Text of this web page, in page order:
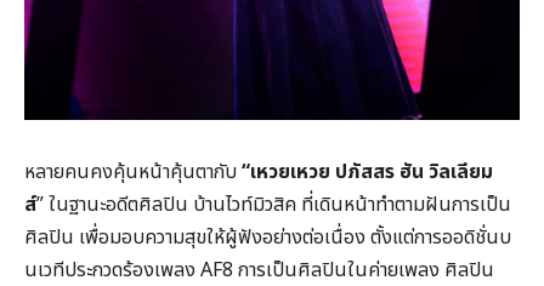
หลายคนคงคุ้นหน้าคุ้นตากับ“เหวยเหวย ปภัสสร ฮัน วิลเลียม
ส์” ในฐานะอดีตศิลปิน บ้านไวท์มิวสิค ที่เดินหน้าทำตามฝันการเป็น
ศิลปิน เพื่อมอบความสุขให้ผู้ฟังอย่างต่อเนื่อง ตั้งแต่การออดิชั่นบ
นเวทีประกวดร้องเพลง AF8 การเป็นศิลปินในค่ายเพลง ศิลปิน